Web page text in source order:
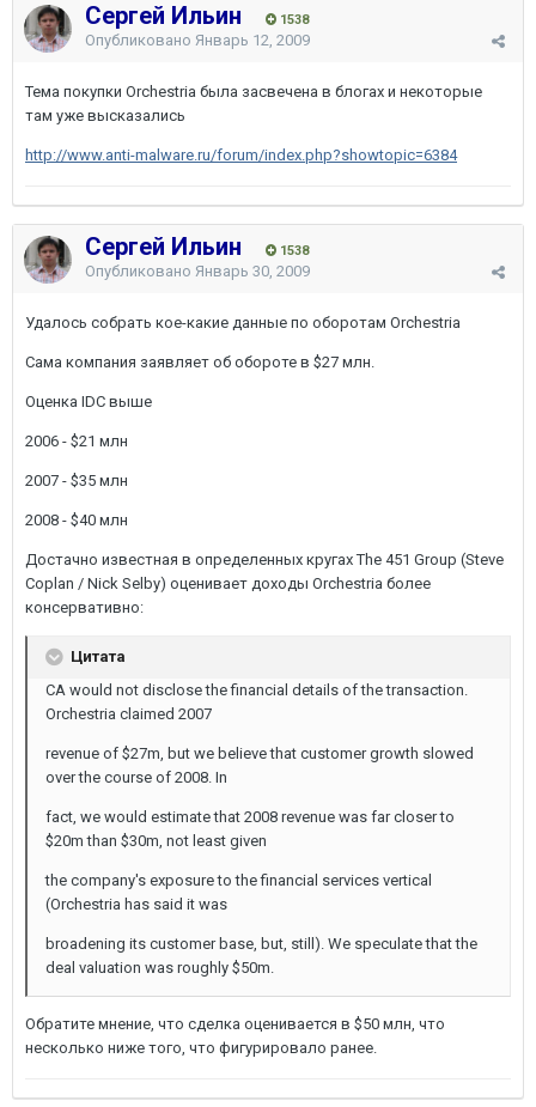
Сергей Ильин 1538
Опубликовано Январь 12, 2009
Тема покупки Orchestria была засвечена в блогах и некоторые
там уже высказались
http://www.anti-malware.ru/forum/index.php?showtopic=6384
Сергей Ильин 1538
Опубликовано Январь 30, 2009
Удалось собрать кое-какие данные по оборотам Orchestria
Сама компания заявляет об обороте в $27 млн.
Оценка IDC выше
2006 - $21 млн
2007 - $35 млн
2008 - $40 млн
Достачно известная в определенных кругах The 451 Group (Steve
Coplan / Nick Selby) оценивает доходы Orchestria более
консервативно:
Цитата
CA would not disclose the financial details of the transaction.
Orchestria claimed 2007
revenue of $27m, but we believe that customer growth slowed
over the course of 2008. In
fact, we would estimate that 2008 revenue was far closer to
$20m than $30m, not least given
the company's exposure to the financial services vertical
(Orchestria has said it was
broadening its customer base, but, still). We speculate that the
deal valuation was roughly $50m.
Обратите мнение, что сделка оценивается в $50 млн, что
несколько ниже того, что фигурировало ранее.